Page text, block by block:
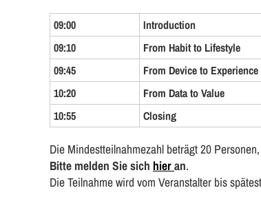
09:00 Introduction
09:10
From Habit to Lifestyle
09:45
From Device to Experience
10:20
From Data to Value
10:55
Closing
Die Mindestteilnahmezahl beträgt 20
Bitte melden Sie sich hieran.
Die Teilnahme wird vom Veranstalter bis